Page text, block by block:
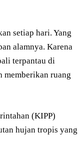
setiap hari. Yang
alamnya. Karena
terpantau di
memberikan ruang
(KIPP)
hujan tropis yang